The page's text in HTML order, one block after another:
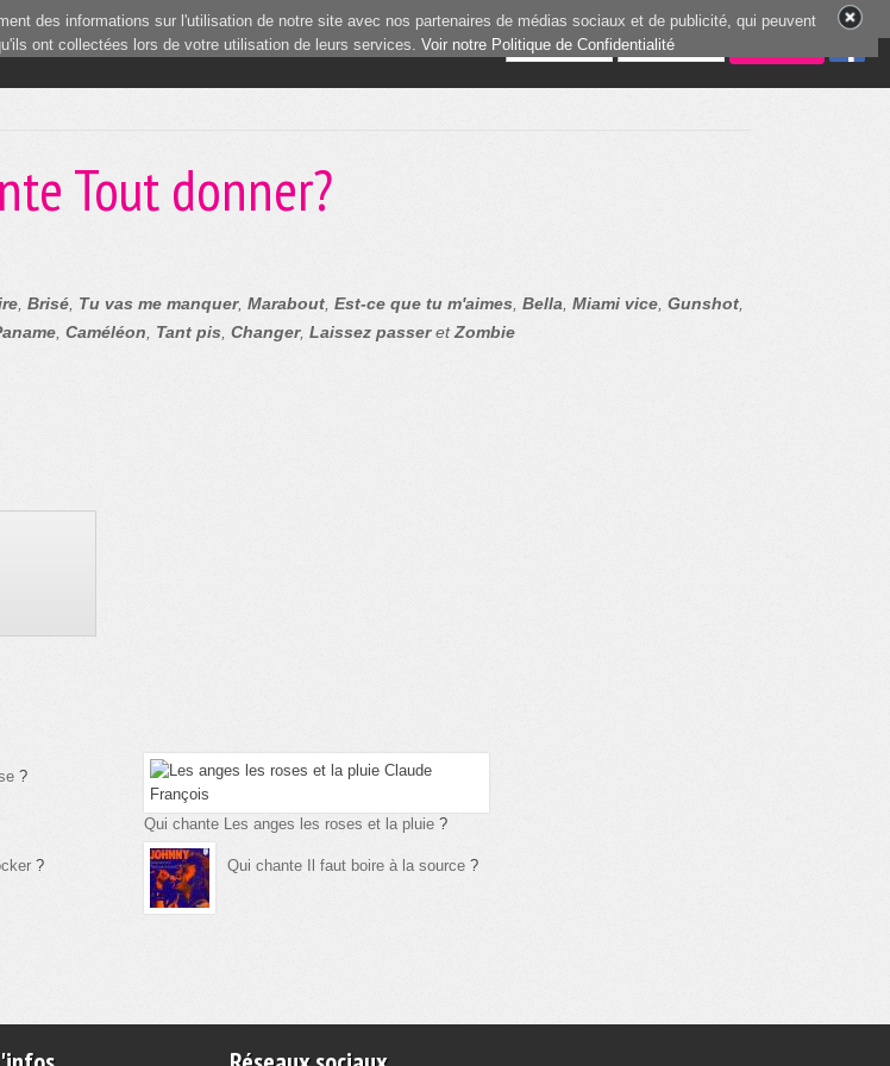
44 joueurs en ligne
Tout donner?
Brisé Tu vas me manquer, Marabout Est-ce que tu m'aimes Bella Miami vice Gunshot
Caméléon Tant pis Changer, Laissez passeretZombie
?
Qui chante Les anges les roses et la pluie ?
? Qui chante Il faut boire à la source ?
des informations sur l'utilisation de notre site avec nos partenaires de médias sociaux et de publicité, qui peuvent
ont collectées lors de votre utilisation de leurs services. Voir notre Politique de Confidentialité